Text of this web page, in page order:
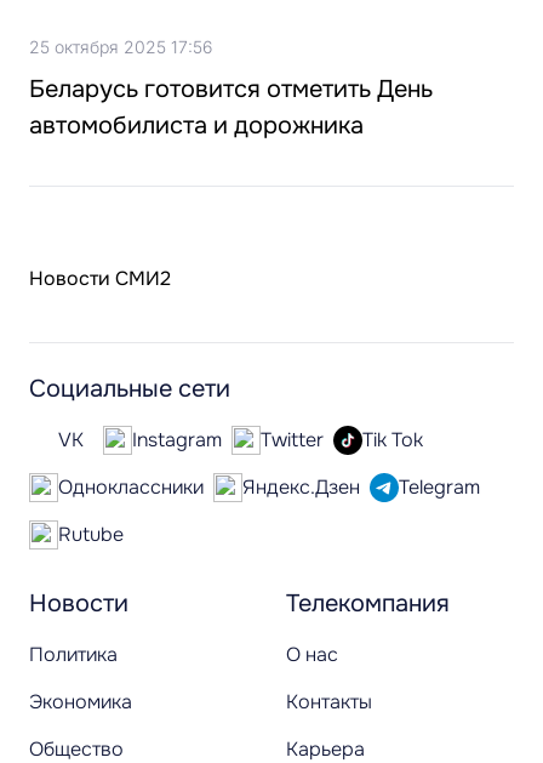
25 октября 2025 17:56
Беларусь готовится отметить День
автомобилиста и дорожника
Новости СМИ2
Новости
Политика
Экономика
Общество
Телекомпания
О нас
Контакты
Карьера
Социальные сети
VK Instagram Twitter
Tik Tok
Одноклассники
Яндекс.Дзен
Telegram
Rutube